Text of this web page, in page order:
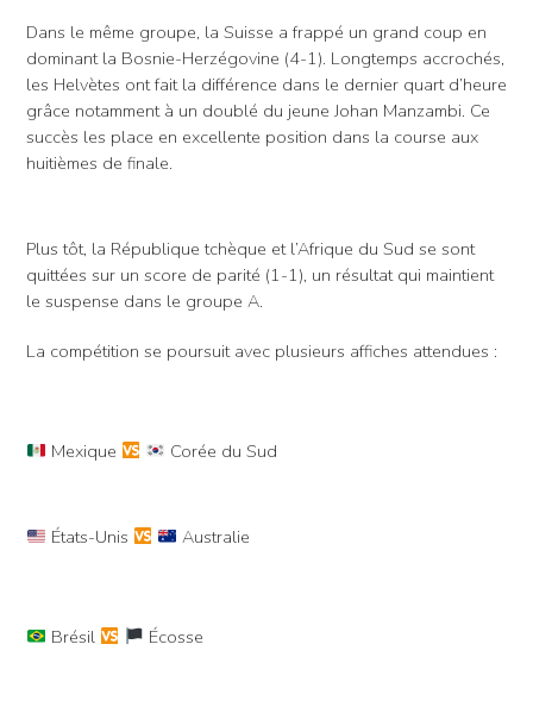
Dans le même groupe, la Suisse a frappé un grand coup en
dominant la Bosnie-Herzégovine (4-1). Longtemps accrochés,
les Helvètes ont fait la différence dans le dernier quart d’heure
grâce notamment à un doublé du jeune Johan Manzambi. Ce
succès les place en excellente position dans la course aux
huitièmes de finale.
Plus tôt, la République tchèque et l’Afrique du Sud se sont
quittées sur un score de parité (1-1), un résultat qui maintient
le suspense dans le groupe A.
La compétition se poursuit avec plusieurs affiches attendues :
Mexique Corée du Sud
États-Unis Australie
Brésil Écosse